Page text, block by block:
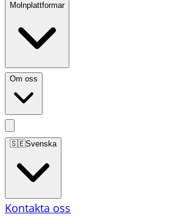
Molnplattformar
Om oss
🇸🇪Svenska
Kontakta oss